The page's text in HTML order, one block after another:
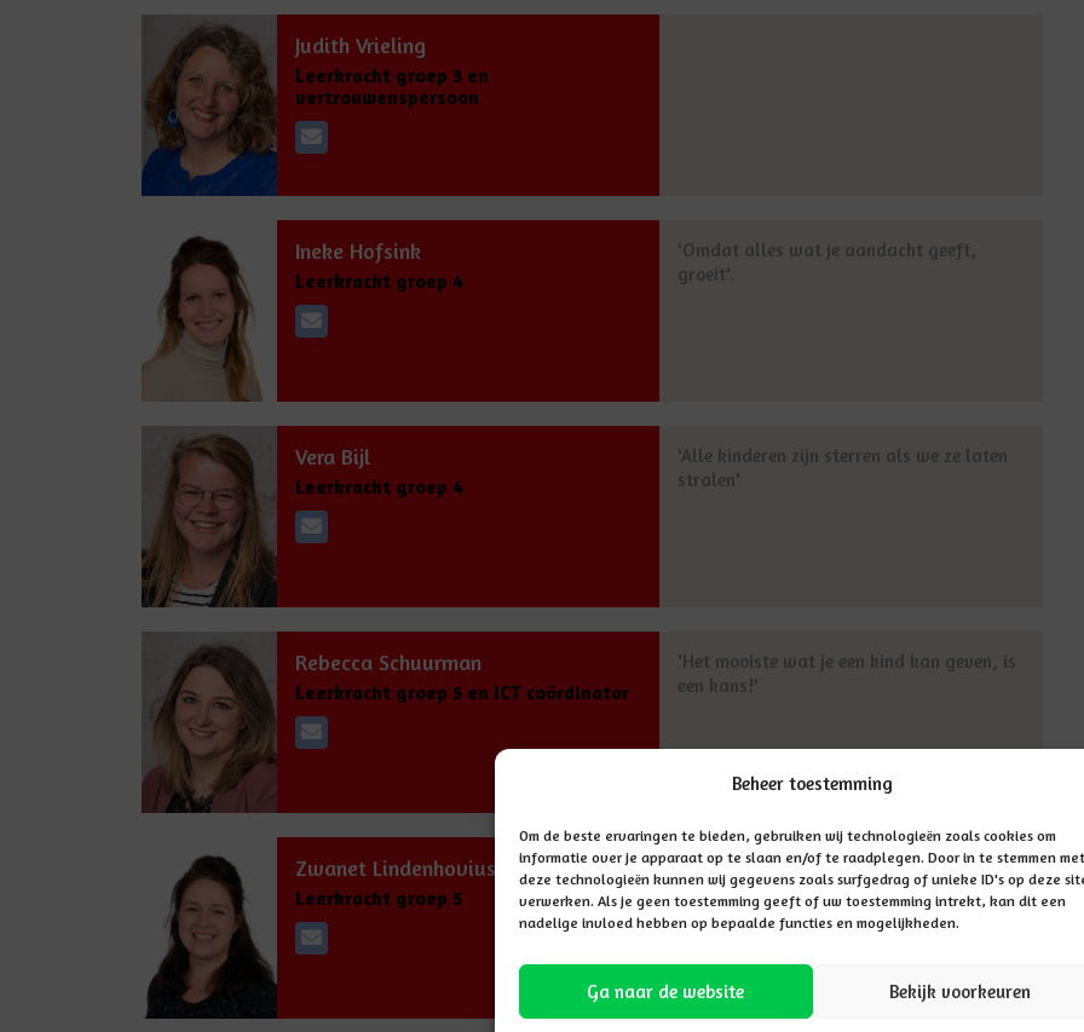
Beheer toestemming
Om de beste ervaringen te bieden, gebruiken wij technologieën zoals cookies om
informatie over je apparaat op te slaan en/of te raadplegen. Door in te stemmen met
deze technologieën kunnen wij gegevens zoals surfgedrag of unieke ID's op deze
verwerken. Als je geen toestemming geeft of uw toestemming intrekt, kan dit een
nadelige invloed hebben op bepaalde functies en mogelijkheden.
Ga naar de website Bekijk voorkeuren
Judith Vrieling
Leerkracht groep 3 en
vertrouwenspersoon
Ineke Hofsink
Leerkracht groep 4
'Omdat alles wat je aandacht geeft,
groeit'.
Vera Bijl
Leerkracht groep 4
'Alle kinderen zijn sterren als we ze laten
stralen'
Rebecca Schuurman
Leerkracht groep 5 en ICT coördinator
'Het mooiste wat je een kind kan geven, is
een kans!'
Zwanet Lindenhovius
Leerkracht groep 5